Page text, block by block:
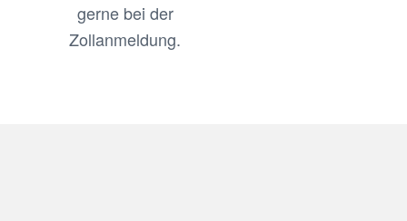
gerne bei der
Zollanmeldung.